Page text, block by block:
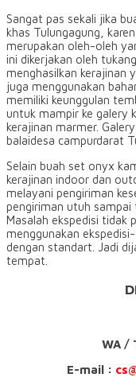
Sangat pas sekali jika
khas Tulungagung,
merupakan oleh-oleh
ini dikerjakan oleh
menghasilkan kerajinan
juga menggunakan
memiliki keunggulan
untuk mampir ke galery
kerajinan marmer.
balaidesa campurdarat
Selain buah set onyx
kerajinan indoor dan
melayani pengiriman
pengiriman utuh sampai
Masalah ekspedisi tidak
menggunakan
dengan standart. Jadi
tempat.
WA /
E-mail :